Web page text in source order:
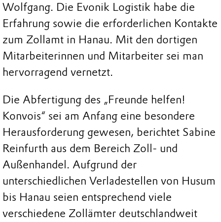
Wolfgang. Die Evonik Logistik habe die
Erfahrung sowie die erforderlichen Kontakte
zum Zollamt in Hanau. Mit den dortigen
Mitarbeiterinnen und Mitarbeiter sei man
hervorragend vernetzt.
Die Abfertigung des „Freunde helfen!
Konvois“ sei am Anfang eine besondere
Herausforderung gewesen, berichtet Sabine
Reinfurth aus dem Bereich Zoll- und
Außenhandel. Aufgrund der
unterschiedlichen Verladestellen von Husum
bis Hanau seien entsprechend viele
verschiedene Zollämter deutschlandweit